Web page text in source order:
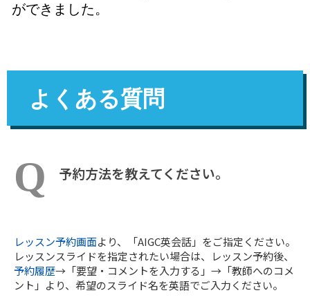
ができました。
よくある質問
予約方法を教えてください。
レッスン予約画面より、「AIGC英会話」をご指定ください。
レッスンスライドを指定されたい場合は、レッスン予約後、
予約履歴→「要望・コメントを入力する」→「教師へのコメ
ント」より、希望のスライド名を英語でご入力ください。